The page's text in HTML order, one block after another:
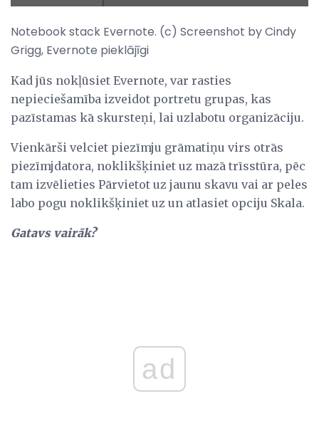
Notebook stack Evernote. (c) Screenshot by Cindy
Grigg, Evernote pieklājīgi
Kad jūs nokļūsiet Evernote, var rasties
nepieciešamība izveidot portretu grupas, kas
pazīstamas kā skursteņi, lai uzlabotu organizāciju.
Vienkārši velciet piezīmju grāmatiņu virs otrās
piezīmjdatora, noklikšķiniet uz mazā trīsstūra, pēc
tam izvēlieties Pārvietot uz jaunu skavu vai ar peles
labo pogu noklikšķiniet uz un atlasiet opciju Skala.
Gatavs vairāk?
ad